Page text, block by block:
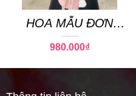
HOA MẪU ĐƠN
PEONY 10
980.000₫